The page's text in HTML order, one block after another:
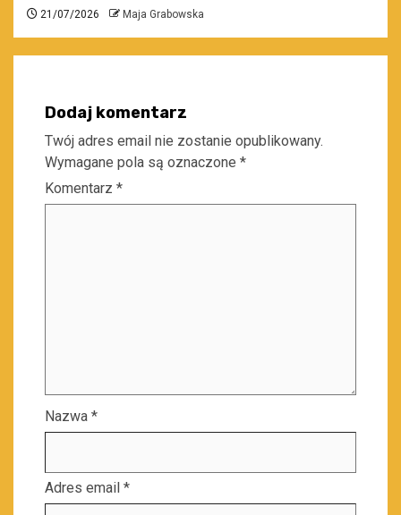
21/07/2026 Maja Grabowska
Dodaj komentarz
Twój adres email nie zostanie opublikowany.
Wymagane pola są oznaczone *
Komentarz *
Nazwa *
Adres email *